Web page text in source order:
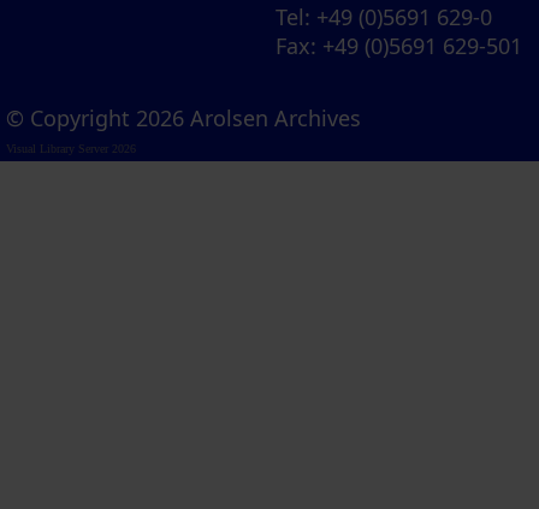
Tel: +49 (0)5691 629-0
Fax: +49 (0)5691 629-501
© Copyright 2026 Arolsen Archives
Visual Library Server 2026